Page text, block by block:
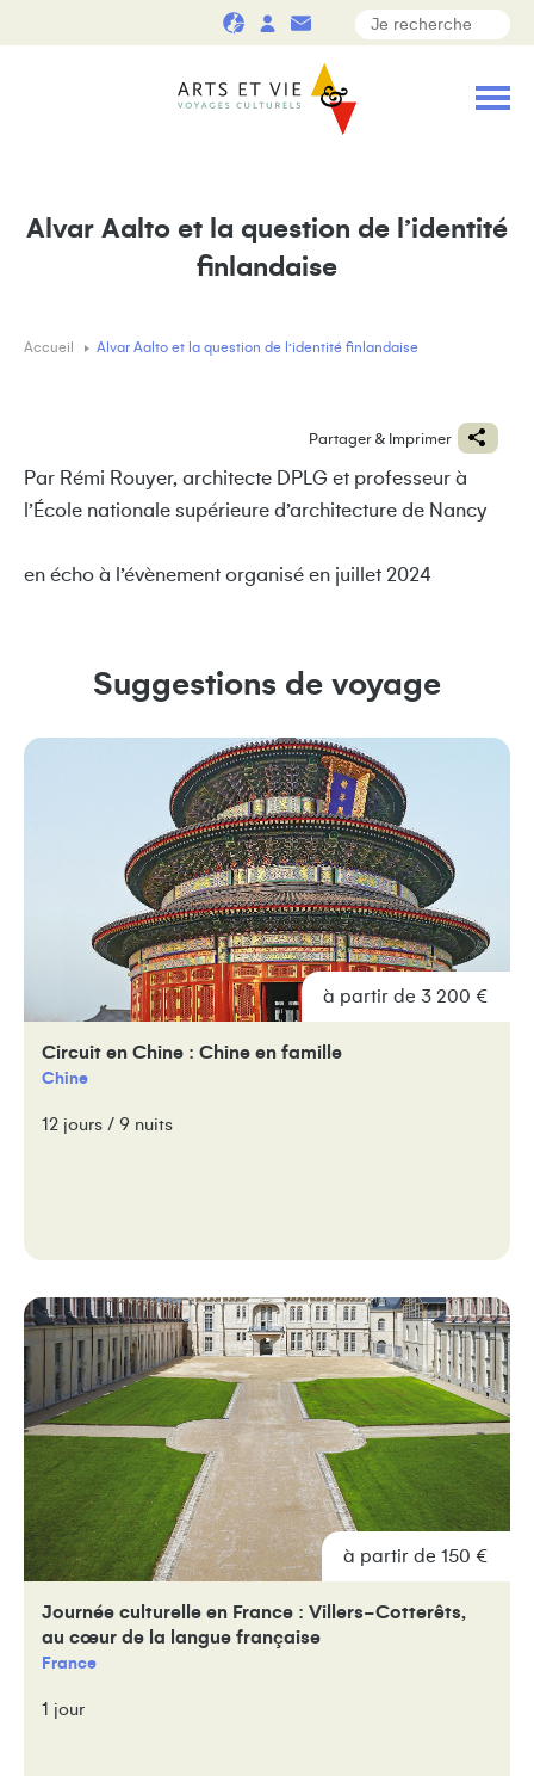
Alvar Aalto et la question de l’identité
finlandaise
Accueil Alvar Aalto et la question de l’identité finlandaise
Partager & Imprimer
Par Rémi Rouyer, architecte DPLG et professeur à
l’École nationale supérieure d’architecture de Nancy
en écho à l’évènement organisé en juillet 2024
Suggestions de voyage
à partir de 3 200 €
Circuit en Chine : Chine en famille
Chine
12 jours / 9 nuits
à partir de 150 €
Journée culturelle en France : Villers-Cotterêts,
au cœur de la langue française
France
1 jour